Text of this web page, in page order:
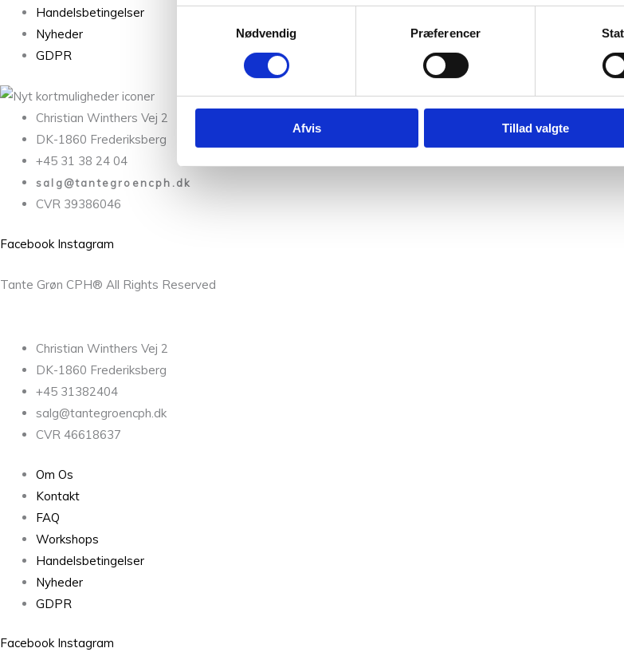
Nødvendig
Præferencer
Afvis Tillad valgte
Handelsbetingelser
Nyheder
GDPR
Christian Winthers Vej 2
DK-1860 Frederiksberg
+45 31 38 24 04
salg@tantegroencph.dk
CVR 39386046
Facebook Instagram
Tante Grøn CPH® All Rights Reserved
Christian Winthers Vej 2
DK-1860 Frederiksberg
+45 31382404
salg@tantegroencph.dk
CVR 46618637
Om Os
Kontakt
FAQ
Workshops
Handelsbetingelser
Nyheder
GDPR
Facebook Instagram